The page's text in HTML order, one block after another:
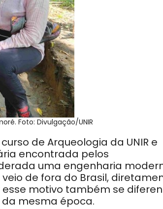
Foto: Divulgação/UNIR
de Arqueologia da UNIR e
encontrada pelos
uma engenharia
de fora do Brasil,
esse motivo também se
mesma época.